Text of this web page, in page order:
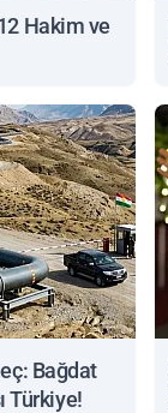
Hakim ve
Bağdat
Türkiye!